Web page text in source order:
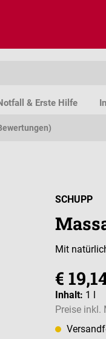
& Erste Hilfe
SCHUPP
Mit
€
Inhalt: 1 l
Preise inkl.